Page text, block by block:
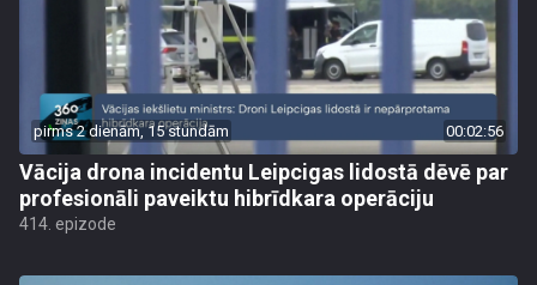
pirms 2 dienām, 15 stundām 00:02:56
Vācija drona incidentu Leipcigas lidostā dēvē par
profesionāli paveiktu hibrīdkara operāciju
414. epizode